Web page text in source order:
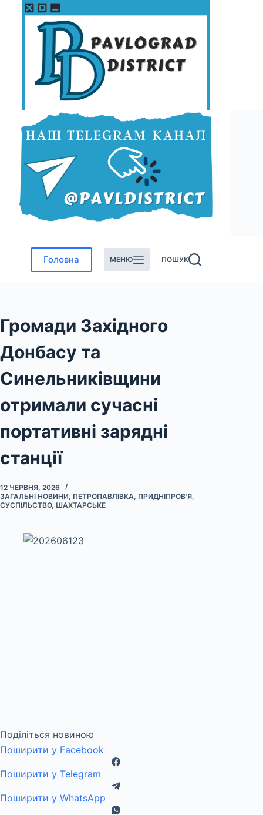
Перейти
Головна МЕНЮ ПОШУК
Громади Західного
Донбасу та
Синельниківщини
отримали сучасні
портативні зарядні
станції
12 ЧЕРВНЯ, 2026
ЗАГАЛЬНІ НОВИНИ, ПЕТРОПАВЛІВКА, ПРИДНІПРОВ'Я,
СУСПІЛЬСТВО, ШАХТАРСЬКЕ
Поділіться новиною
Поширити у Facebook
Поширити у Telegram
Поширити у WhatsApp